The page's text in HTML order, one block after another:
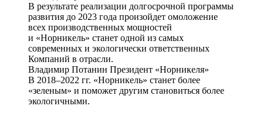
В результате реализации долгосрочной программы
развития до 2023 года произойдет омоложение
всех производственных мощностей
и «Норникель» станет одной из самых
современных и экологически ответственных
Компаний в отрасли.
Владимир Потанин Президент «Норникеля»
В 2018–2022 гг. «Норникель» станет более
«зеленым» и поможет другим становиться более
экологичными.